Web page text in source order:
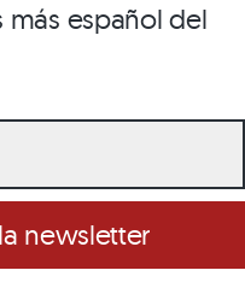
más español del